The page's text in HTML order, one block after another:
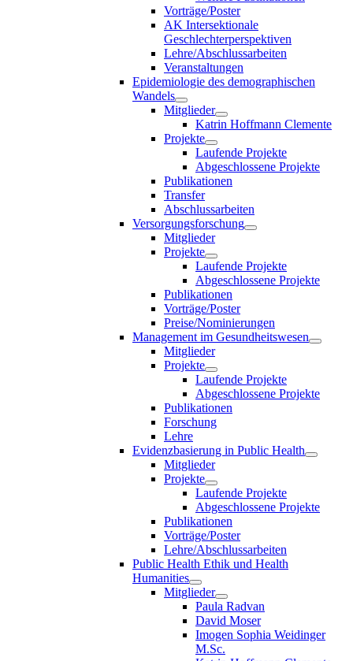
Vorträge/Poster
AK Intersektionale
Geschlechterperspektiven
Lehre/Abschlussarbeiten
Veranstaltungen
Epidemiologie des demographischen
Wandels
Mitglieder
Katrin Hoffmann Clemente
Projekte
Laufende Projekte
Abgeschlossene Projekte
Publikationen
Transfer
Abschlussarbeiten
Versorgungsforschung
Mitglieder
Projekte
Laufende Projekte
Abgeschlossene Projekte
Publikationen
Vorträge/Poster
Preise/Nominierungen
Management im Gesundheitswesen
Mitglieder
Projekte
Laufende Projekte
Abgeschlossene Projekte
Publikationen
Forschung
Lehre
Evidenzbasierung in Public Health
Mitglieder
Projekte
Laufende Projekte
Abgeschlossene Projekte
Publikationen
Vorträge/Poster
Lehre/Abschlussarbeiten
Public Health Ethik und Health
Humanities
Mitglieder
Paula Radvan
David Moser
Imogen Sophia Weidinger
M.Sc.